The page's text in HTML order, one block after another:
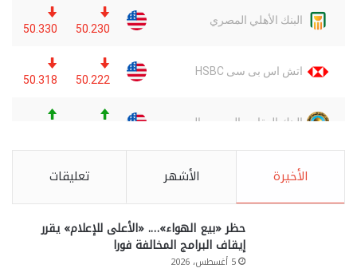
الأخيرة الأشهر تعليقات
حظر «بيع الهواء»…. «الأعلى للإعلام» يقرر
إيقاف البرامج المخالفة فورا
5 أغسطس، 2026